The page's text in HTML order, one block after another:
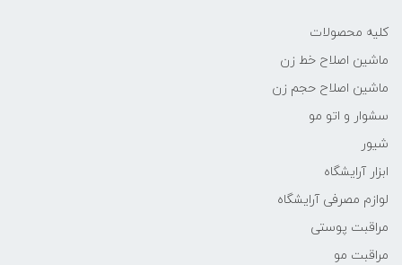
کلیه محصولات
ماشین اصلاح خط زن
ماشین اصلاح حجم زن
سشوار و اتو مو
شیور
ابزار آرایشگاه
لوازم مصرفی آرایشگاه
مراقبت پوستی
مراقبت مو